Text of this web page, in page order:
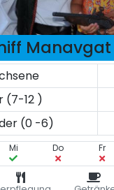
Manavgat
(7-12 )
(0 -6)
Mi Do Fr